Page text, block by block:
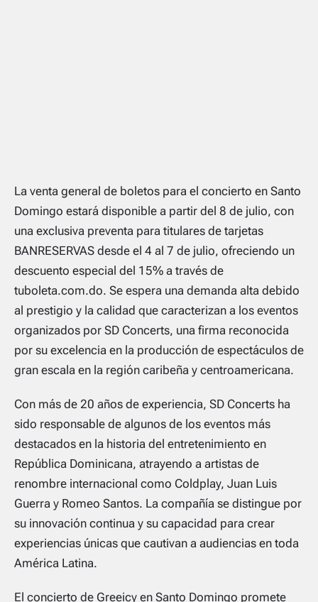
La venta general de boletos para el concierto en Santo
Domingo estará disponible a partir del 8 de julio, con
una exclusiva preventa para titulares de tarjetas
BANRESERVAS desde el 4 al 7 de julio, ofreciendo un
descuento especial del 15% a través de
tuboleta.com.do. Se espera una demanda alta debido
al prestigio y la calidad que caracterizan a los eventos
organizados por SD Concerts, una firma reconocida
por su excelencia en la producción de espectáculos de
gran escala en la región caribeña y centroamericana.
Con más de 20 años de experiencia, SD Concerts ha
sido responsable de algunos de los eventos más
destacados en la historia del entretenimiento en
República Dominicana, atrayendo a artistas de
renombre internacional como Coldplay, Juan Luis
Guerra y Romeo Santos. La compañía se distingue por
su innovación continua y su capacidad para crear
experiencias únicas que cautivan a audiencias en toda
América Latina.
El concierto de Greeicy en Santo Domingo promete